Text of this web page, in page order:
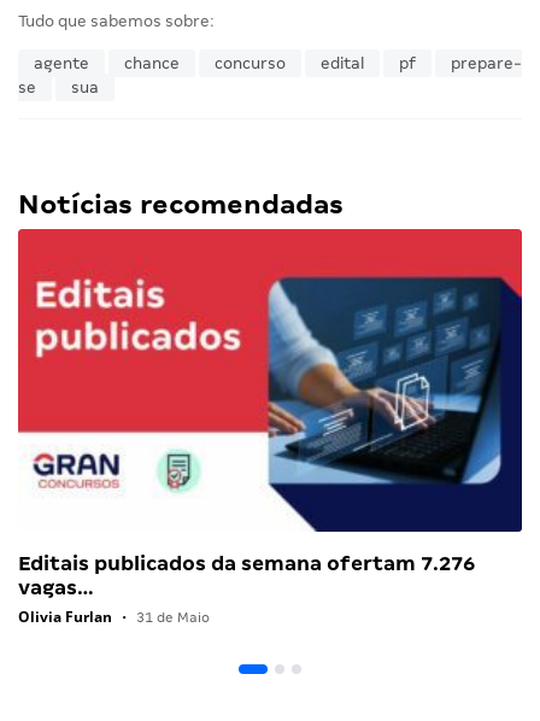
Tudo que sabemos sobre:
agente chance concurso edital pf
prepare-
se
sua
Notícias recomendadas
Editais publicados da semana ofertam 7.276
vagas…
Olivia Furlan • 31 de Maio